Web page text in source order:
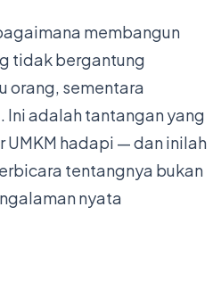
membangun
tidak bergantung
orang, sementara
adalah tantangan yang
UMKM hadapi — dan inilah
tentangnya bukan
nyata